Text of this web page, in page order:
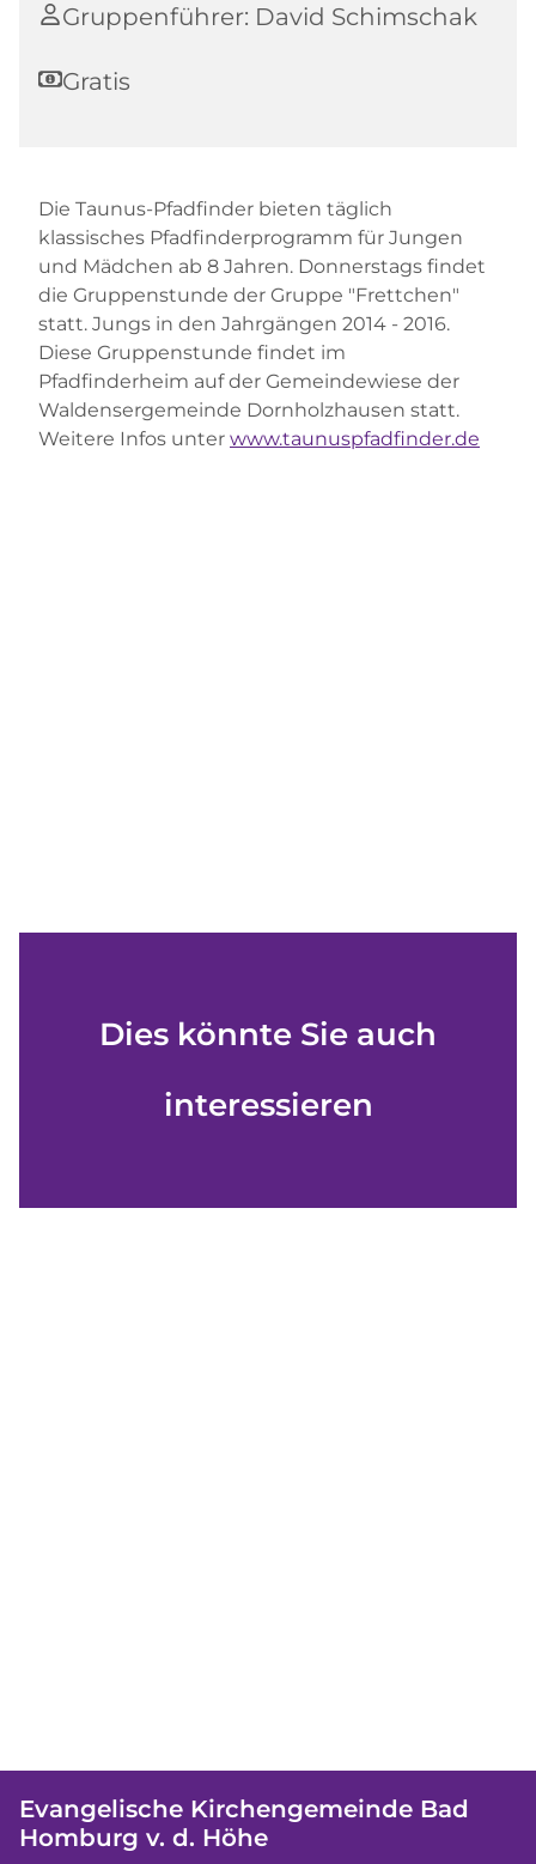
Gruppenführer: David Schimschak
Gratis
Die Taunus-Pfadfinder bieten täglich
klassisches Pfadfinderprogramm für Jungen
und Mädchen ab 8 Jahren. Donnerstags findet
die Gruppenstunde der Gruppe "Frettchen"
statt. Jungs in den Jahrgängen 2014 - 2016.
Diese Gruppenstunde findet im
Pfadfinderheim auf der Gemeindewiese der
Waldensergemeinde Dornholzhausen statt.
Weitere Infos unter www.taunuspfadfinder.de
Dies könnte Sie auch
interessieren
Evangelische Kirchengemeinde Bad
Homburg v. d. Höhe